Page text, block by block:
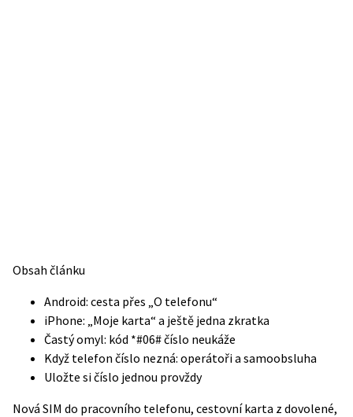
Obsah článku
Android: cesta přes „O telefonu“
iPhone: „Moje karta“ a ještě jedna zkratka
Častý omyl: kód *#06# číslo neukáže
Když telefon číslo nezná: operátoři a samoobsluha
Uložte si číslo jednou provždy
Nová SIM do pracovního telefonu, cestovní karta z dovolené,